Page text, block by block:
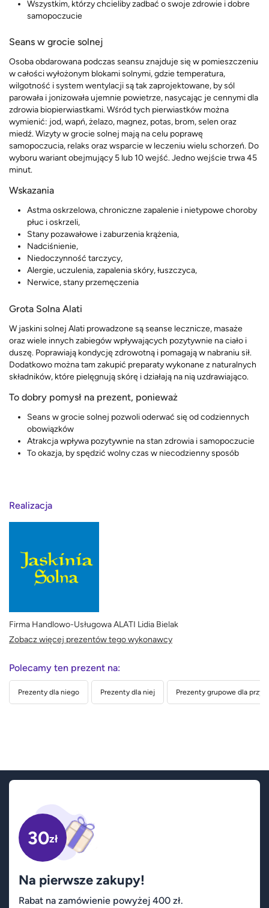
Wszystkim, którzy chcieliby zadbać o swoje zdrowie i dobre
samopoczucie
Seans w grocie solnej
Osoba obdarowana podczas seansu znajduje się w pomieszczeniu
w całości wyłożonym blokami solnymi, gdzie temperatura,
wilgotność i system wentylacji są tak zaprojektowane, by sól
parowała i jonizowała ujemnie powietrze, nasycając je cennymi dla
zdrowia biopierwiastkami. Wśród tych pierwiastków można
wymienić: jod, wapń, żelazo, magnez, potas, brom, selen oraz
miedź. Wizyty w grocie solnej mają na celu poprawę
samopoczucia, relaks oraz wsparcie w leczeniu wielu schorzeń. Do
wyboru wariant obejmujący 5 lub 10 wejść. Jedno wejście trwa 45
minut.
Wskazania
Astma oskrzelowa, chroniczne zapalenie i nietypowe choroby
płuc i oskrzeli,
Stany pozawałowe i zaburzenia krążenia,
Nadciśnienie,
Niedoczynność tarczycy,
Alergie, uczulenia, zapalenia skóry, łuszczyca,
Nerwice, stany przemęczenia
Grota Solna Alati
W jaskini solnej Alati prowadzone są seanse lecznicze, masaże
oraz wiele innych zabiegów wpływających pozytywnie na ciało i
duszę. Poprawiają kondycję zdrowotną i pomagają w nabraniu sił.
Dodatkowo można tam zakupić preparaty wykonane z naturalnych
składników, które pielęgnują skórę i działają na nią uzdrawiająco.
To dobry pomysł na prezent, ponieważ
Seans w grocie solnej pozwoli oderwać się od codziennych
obowiązków
Atrakcja wpływa pozytywnie na stan zdrowia i samopoczucie
To okazja, by spędzić wolny czas w niecodzienny sposób
Realizacja
Firma Handlowo-Usługowa ALATI Lidia Bielak
Zobacz więcej prezentów tego wykonawcy
Polecamy ten prezent na:
Prezenty dla niego Prezenty dla niej Prezenty grupowe dla
30zł
Na pierwsze zakupy!
Rabat na zamówienie powyżej 400 zł.